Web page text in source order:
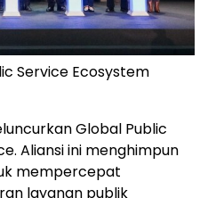
Service Ecosystem
Global Public
Aliansi ini menghimpun
mempercepat
layanan publik